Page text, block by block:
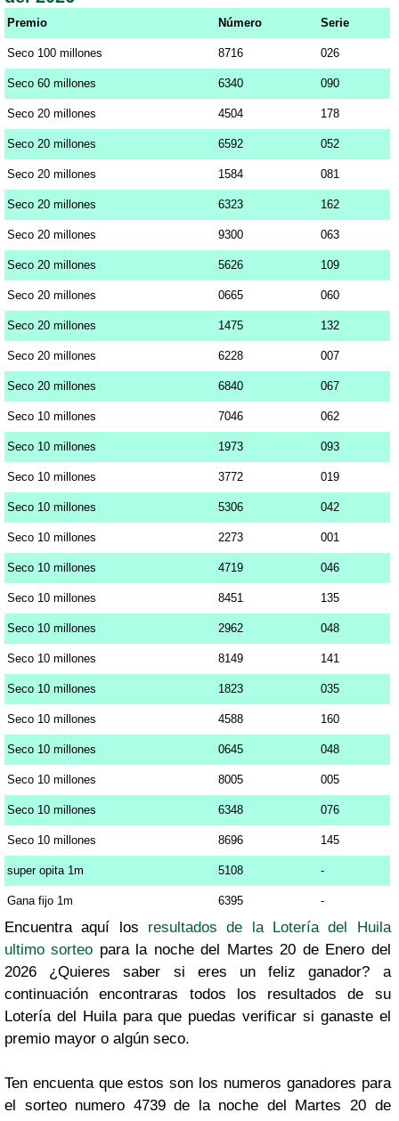
Premio Número Serie
Seco 100 millones 8716 026
Seco 60 millones 6340 090
Seco 20 millones 4504 178
Seco 20 millones 6592 052
Seco 20 millones 1584 081
Seco 20 millones 6323 162
Seco 20 millones 9300 063
Seco 20 millones 5626 109
Seco 20 millones 0665 060
Seco 20 millones 1475 132
Seco 20 millones 6228 007
Seco 20 millones 6840 067
Seco 10 millones 7046 062
Seco 10 millones 1973 093
Seco 10 millones 3772 019
Seco 10 millones 5306 042
Seco 10 millones 2273 001
Seco 10 millones 4719 046
Seco 10 millones 8451 135
Seco 10 millones 2962 048
Seco 10 millones 8149 141
Seco 10 millones 1823 035
Seco 10 millones 4588 160
Seco 10 millones 0645 048
Seco 10 millones 8005 005
Seco 10 millones 6348 076
Seco 10 millones 8696 145
super opita 1m 5108 -
Gana fijo 1m 6395 -
Encuentra aquí los resultados de la Lotería del Huila
ultimo sorteo para la noche del Martes 20 de Enero del
2026 ¿Quieres saber si eres un feliz ganador? a
continuación encontraras todos los resultados de su
Lotería del Huila para que puedas verificar si ganaste el
premio mayor o algún seco.
Ten encuenta que estos son los numeros ganadores para
el sorteo numero 4739 de la noche del Martes 20 de